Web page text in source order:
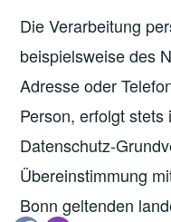
Die Verarbeitung
beispielsweise des
Adresse oder
Person, erfolgt
Datenschutz-
Übereinstimmung
Bonn geltenden